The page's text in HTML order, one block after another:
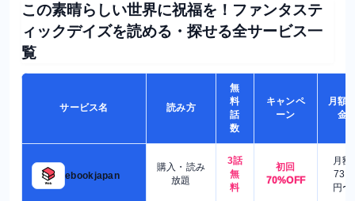
この素晴らしい世界に祝福を！ファンタステ
ィックデイズを読める・探せる全サービス一
覧
サービス名 読み方
無
料
話
数
キャンペ
ーン
月額
金
ebookjapan
購入・読み
放題
3話
無
料
初回
70%OFF
月額
730
円〜